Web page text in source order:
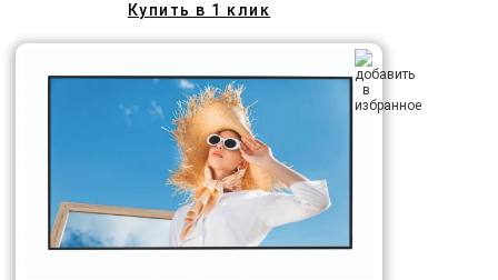
Купить в 1 клик